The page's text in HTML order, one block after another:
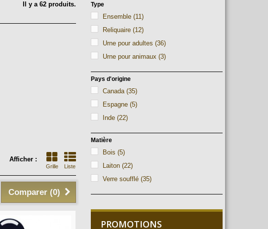
Type
Ensemble(11)
Reliquaire(12)
Urne pour adultes (36)
Urne pour animaux (3)
Pays d'origine
Canada(35)
Espagne(5)
Inde(22)
Matière
Bois (5)
Laiton(22)
Verre soufflé(35)
PROMOTIONS
Il y a 62 produits.
Afficher :
Grille Liste
Comparer (0)